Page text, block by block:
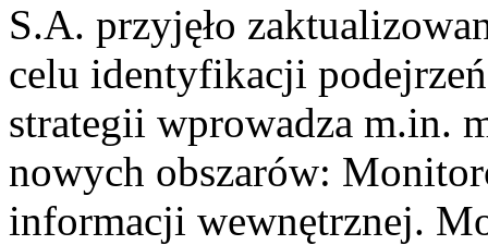
S.A. przyjęło
celu identyfikacji
strategii wprowadza m.in.
nowych obszarów:
informacji wewnętrznej.